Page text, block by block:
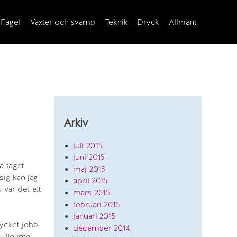
Fågel Växter och svamp Teknik Dryck Allmänt
taget
kan jag
var det ett
jobb
Arkiv
juli 2015
juni 2015
maj 2015
april 2015
mars 2015
februari 2015
januari 2015
december 2014